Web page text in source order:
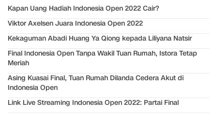
Kapan Uang Hadiah Indonesia Open 2022 Cair?
Viktor Axelsen Juara Indonesia Open 2022
Kekaguman Abadi Huang Ya Qiong kepada Liliyana Natsir
Final Indonesia Open Tanpa Wakil Tuan Rumah, Istora Tetap
Meriah
Asing Kuasai Final, Tuan Rumah Dilanda Cedera Akut di
Indonesia Open
Link Live Streaming Indonesia Open 2022: Partai Final